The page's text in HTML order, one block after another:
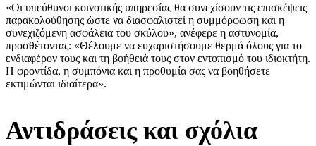
«Οι υπεύθυνοι κοινοτικής υπηρεσίας θα συνεχίσουν τις επισκέψεις
παρακολούθησης ώστε να διασφαλιστεί η συμμόρφωση και η
συνεχιζόμενη ασφάλεια του σκύλου», ανέφερε η αστυνομία,
προσθέτοντας: «Θέλουμε να ευχαριστήσουμε θερμά όλους για το
ενδιαφέρον τους και τη βοήθειά τους στον εντοπισμό του ιδιοκτήτη.
Η φροντίδα, η συμπόνια και η προθυμία σας να βοηθήσετε
εκτιμώνται ιδιαίτερα».
Αντιδράσεις και σχόλια